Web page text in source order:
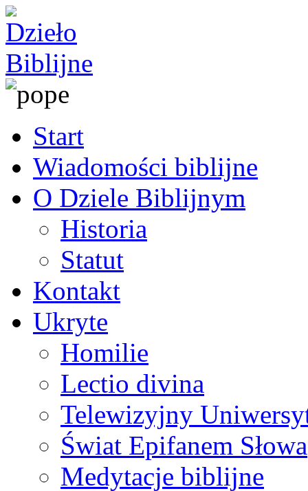
Start
Wiadomości biblijne
O Dziele Biblijnym
Historia
Statut
Kontakt
Ukryte
Homilie
Lectio divina
Telewizyjny
Świat Epifanem Słowa
Medytacje biblijne